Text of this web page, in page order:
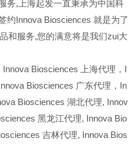
务,上海起发一直秉承为中国科
约Innova Biosciences 就是为了
和服务,您的满意将是我们zui大
Biosciences 上海代理，I
Biosciences 广东代理，In
Biosciences 湖北代理,
Innov
黑龙江代理,
Innova Bio
吉林代理,
Innova Bios